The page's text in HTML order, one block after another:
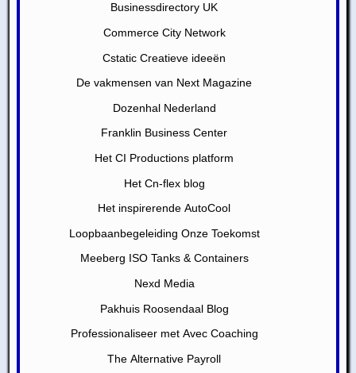
Businessdirectory UK
Commerce City Network
Cstatic Creatieve ideeën
De vakmensen van Next Magazine
Dozenhal Nederland
Franklin Business Center
Het CI Productions platform
Het Cn-flex blog
Het inspirerende AutoCool
Loopbaanbegeleiding Onze Toekomst
Meeberg ISO Tanks & Containers
Nexd Media
Pakhuis Roosendaal Blog
Professionaliseer met Avec Coaching
The Alternative Payroll